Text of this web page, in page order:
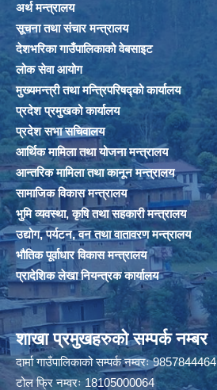
अर्थ मन्त्रालय
सूचना तथा संचार मन्त्रालय
देशभरिका गाउँपालिकाको वेबसाइट
लोक सेवा आयोग
मुख्यमन्त्री तथा मन्त्रिपरिषद्को कार्यालय
प्रदेश प्रमुखको कार्यालय
प्रदेश सभा सचिवालय
आर्थिक मामिला तथा योजना मन्त्रालय
आन्तरिक मामिला तथा कानून मन्त्रालय
सामाजिक विकास मन्त्रालय
भुमि व्यवस्था, कृषि तथा सहकारी मन्त्रालय
उद्योग, पर्यटन, वन तथा वातावरण मन्त्रालय
भौतिक पूर्वाधार विकास मन्त्रालय
प्रादेशिक लेखा नियन्त्रक कार्यालय
शाखा प्रमुखहरुको सम्पर्क नम्बर
दार्मा गाउँपालिकाको सम्पर्क नम्वरः 9857844464
टोल फ्रि नम्वरः 18105000064